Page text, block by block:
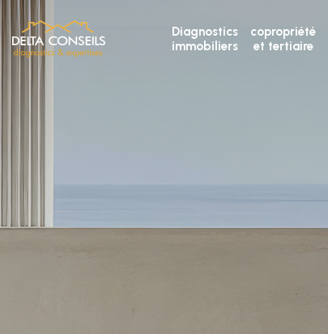
Diagnostics
immobiliers
copropriété
et tertiaire